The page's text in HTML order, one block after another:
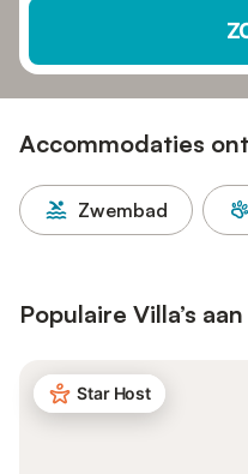
Accommodaties
Zwembad
Populaire Villa’s
Star Host